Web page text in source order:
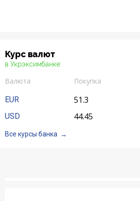
Депозиты юр. лиц
Кредити для бізнеса
Отделения и банкоматы
Курс валют
в Укрэксимбанке
Валюта Покупка
EUR
51.3
USD 44.45
Все курсы банка